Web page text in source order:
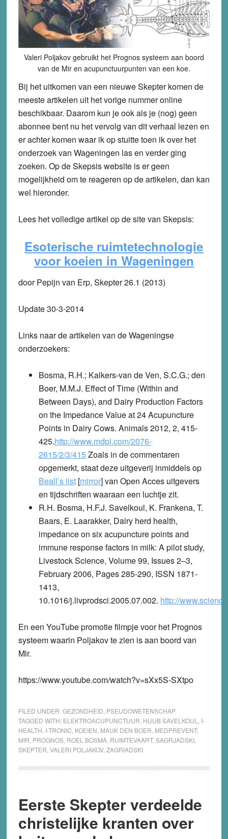
Valeri Poljakov gebruikt het Prognos systeem aan boord
van de Mir en acupunctuurpunten van een koe.
Bij het uitkomen van een nieuwe Skepter komen de
meeste artikelen uit het vorige nummer online
beschikbaar. Daarom kun je ook als je (nog) geen
abonnee bent nu het vervolg van dit verhaal lezen en
er achter komen waar ik op stuitte toen ik over het
onderzoek van Wageningen las en verder ging
zoeken. Op de Skepsis website is er geen
mogelijkheid om te reageren op de artikelen, dan kan
wel hieronder.
Lees het volledige artikel op de site van Skepsis:
Esoterische ruimtetechnologie
voor koeien in Wageningen
door Pepijn van Erp, Skepter 26.1 (2013)
Update 30-3-2014
Links naar de artikelen van de Wageningse
onderzoekers:
Bosma, R.H.; Kalkers-van de Ven, S.C.G.; den
Boer, M.M.J. Effect of Time (Within and
Between Days), and Dairy Production Factors
on the Impedance Value at 24 Acupuncture
Points in Dairy Cows. Animals 2012, 2, 415-
425.http://www.mdpi.com/2076-
2615/2/3/415Zoals in de commentaren
opgemerkt, staat deze uitgeverij inmiddels op
Beall’s list[mirror] van Open Acces uitgevers
en tijdschriften waaraan een luchtje zit.
R.H. Bosma, H.F.J. Savelkoul, K. Frankena, T.
Baars, E. Laarakker, Dairy herd health,
impedance on six acupuncture points and
immune response factors in milk: A pilot study,
Livestock Science, Volume 99, Issues 2–3,
February 2006, Pages 285-290, ISSN 1871-
1413,
10.1016/j.livprodsci.2005.07.002. http://
En een YouTube promotie filmpje voor het Prognos
systeem waarin Poljakov te zien is aan boord van
Mir.
https://www.youtube.com/watch?v=sXx5S-SXtpo
FILED UNDER:GEZONDHEID PSEUDOWETENSCHAP
TAGGED WITH: ELEKTROACUPUNCTUUR HUUB SAVELKOUL
I-
HEALTH I-TRONIC KOEIEN MAUK DEN BOER MEDPREVENT,
MIR PROGNOS, ROEL BOSMA, RUIMTEVAART, SAGRJADSKI,
SKEPTER VALERI POLJAKOV, ZAGRIADSKI
Eerste Skepter verdeelde
christelijke kranten over